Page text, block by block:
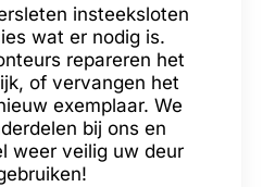
insteeksloten
wat er nodig is.
repareren het
of vervangen het
exemplaar. We
bij ons en
weer veilig uw deur